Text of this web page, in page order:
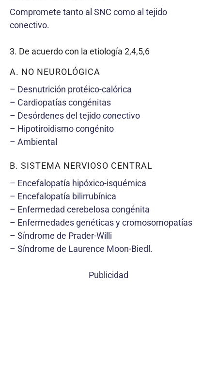
Compromete tanto al SNC como al tejido
conectivo.
3. De acuerdo con la etiología 2,4,5,6
A. NO NEUROLÓGICA
– Desnutrición protéico-calórica
– Cardiopatías congénitas
– Desórdenes del tejido conectivo
– Hipotiroidismo congénito
– Ambiental
B. SISTEMA NERVIOSO CENTRAL
– Encefalopatía hipóxico-isquémica
– Encefalopatía bilirrubínica
– Enfermedad cerebelosa congénita
– Enfermedades genéticas y cromosomopatías
– Síndrome de Prader-Willi
– Síndrome de Laurence Moon-Biedl.
Publicidad